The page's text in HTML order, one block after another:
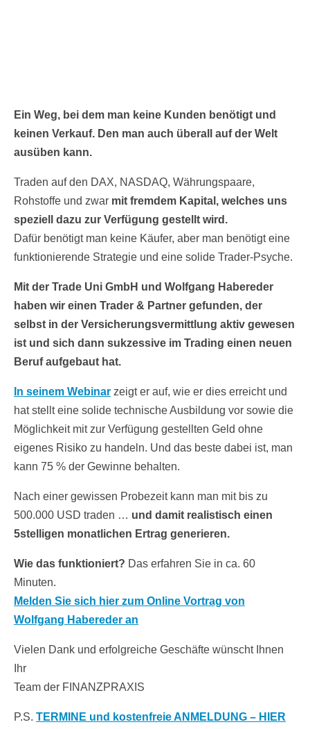
Ein Weg, bei dem man keine Kunden benötigt und
keinen Verkauf. Den man auch überall auf der Welt
ausüben kann.
Traden auf den DAX, NASDAQ, Währungspaare,
Rohstoffe und zwar mit fremdem Kapital, welches uns
speziell dazu zur Verfügung gestellt wird.
Dafür benötigt man keine Käufer, aber man benötigt eine
funktionierende Strategie und eine solide Trader-Psyche.
Mit der Trade Uni GmbH und Wolfgang Habereder
haben wir einen Trader & Partner gefunden, der
selbst in der Versicherungsvermittlung aktiv gewesen
ist und sich dann sukzessive im Trading einen neuen
Beruf aufgebaut hat.
In seinem Webinar zeigt er auf, wie er dies erreicht und
hat stellt eine solide technische Ausbildung vor sowie die
Möglichkeit mit zur Verfügung gestellten Geld ohne
eigenes Risiko zu handeln. Und das beste dabei ist, man
kann 75 % der Gewinne behalten.
Nach einer gewissen Probezeit kann man mit bis zu
500.000 USD traden … und damit realistisch einen
5stelligen monatlichen Ertrag generieren.
Wie das funktioniert? Das erfahren Sie in ca. 60
Minuten.
Melden Sie sich hier zum Online Vortrag von
Wolfgang Habereder an
Vielen Dank und erfolgreiche Geschäfte wünscht Ihnen
Ihr
Team der FINANZPRAXIS
P.S. TERMINE und kostenfreie ANMELDUNG – HIER